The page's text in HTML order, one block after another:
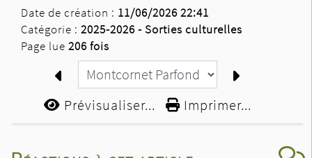
Date de création : 11/06/2026 22:41
Catégorie : 2025-2026 -Sorties culturelles
Page lue 206 fois
Prévisualiser... Imprimer...